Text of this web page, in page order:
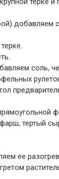
добавляем
соль,
тертый
ее